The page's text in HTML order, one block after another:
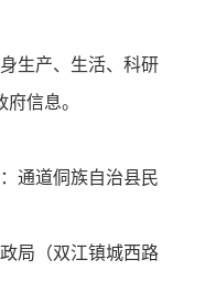
生产、生活、科研
信息。
通道侗族自治县民
局（双江镇城西路